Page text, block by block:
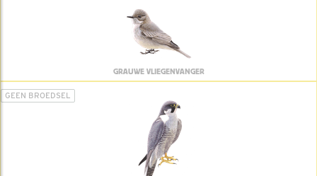
GRAUWE VLIEGENVANGER
GEEN BROEDSEL